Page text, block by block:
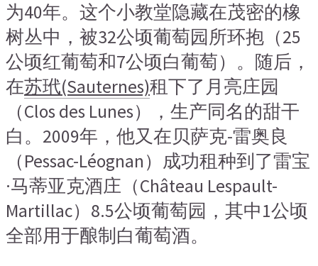
为40年。这个小教堂隐藏在茂密的橡
树丛中，被32公顷葡萄园所环抱（25
公顷红葡萄和7公顷白葡萄）。随后，
在苏玳(Sauternes)租下了月亮庄园
（Clos des Lunes），生产同名的甜干
白。2009年，他又在贝萨克-雷奥良
（Pessac-Léognan）成功租种到了雷宝
·马蒂亚克酒庄（Château Lespault-
Martillac）8.5公顷葡萄园，其中1公顷
全部用于酿制白葡萄酒。